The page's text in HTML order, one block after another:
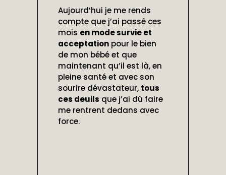
Aujourd’hui je me rends
compte que j’ai passé ces
mois en mode survie et
acceptation pour le bien
de mon bébé et que
maintenant qu’il est là, en
pleine santé et avec son
sourire dévastateur, tous
ces deuils que j’ai dû faire
me rentrent dedans avec
force.